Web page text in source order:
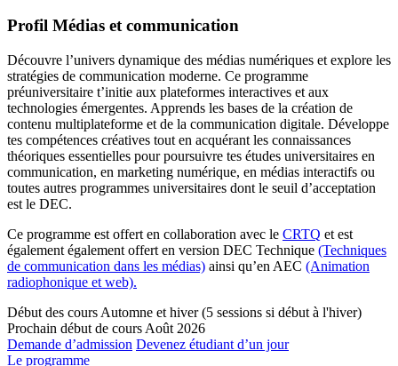
Profil Médias et communication
Découvre l’univers dynamique des médias numériques et explore les
stratégies de communication moderne. Ce programme
préuniversitaire t’initie aux plateformes interactives et aux
technologies émergentes. Apprends les bases de la création de
contenu multiplateforme et de la communication digitale. Développe
tes compétences créatives tout en acquérant les connaissances
théoriques essentielles pour poursuivre tes études universitaires en
communication, en marketing numérique, en médias interactifs ou
toutes autres programmes universitaires dont le seuil d’acceptation
est le DEC.
Ce programme est offert en collaboration avec le CRTQ et est
également également offert en version DEC Technique (Techniques
de communication dans les médias) ainsi qu’en AEC (Animation
radiophonique et web).
Début des cours Automne et hiver (5 sessions si début à l'hiver)
Prochain début de cours Août 2026
Demande d’admission Devenez étudiant d’un jour
Le programme